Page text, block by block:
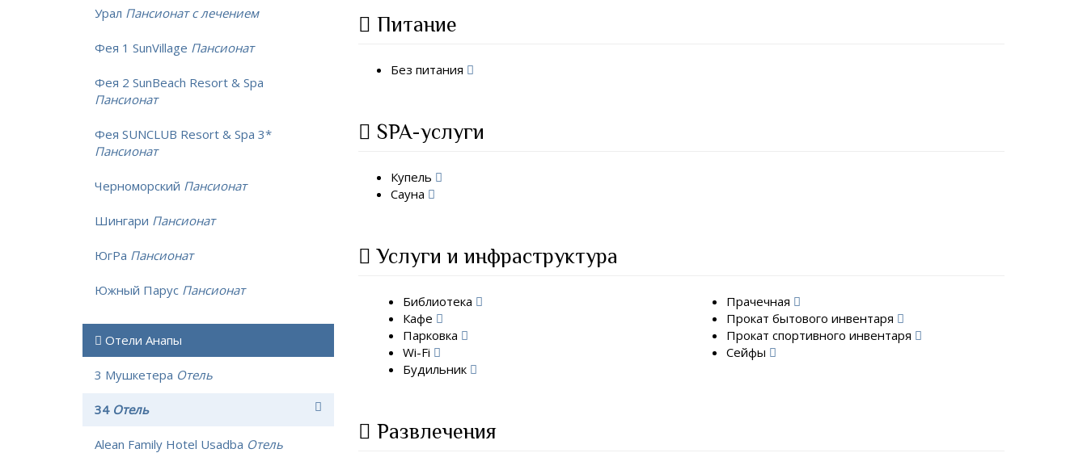
Питание
Без питания
SPA-услуги
Купель
Сауна
Услуги и инфраструктура
Библиотека
Кафе
Парковка
Wi-Fi
Будильник
Прачечная
Прокат бытового инвентаря
Прокат спортивного инвентаря
Сейфы
Развлечения
Урал Пансионат с лечением
Фея 1 SunVillage Пансионат
Фея 2 SunBeach Resort & Spa
Пансионат
Фея SUNCLUB Resort & Spa 3*
Пансионат
Черноморский Пансионат
Шингари Пансионат
ЮгРа Пансионат
Южный Парус Пансионат
Отели Анапы
3 Мушкетера Отель
34 Отель
Alean Family Hotel Usadba Отель